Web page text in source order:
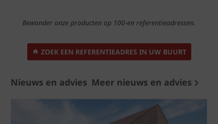
Bewonder onze producten op 100-en referentieadressen.
ZOEK EEN REFERENTIEADRES IN UW BUURT
Nieuws en advies Meer nieuws en advies